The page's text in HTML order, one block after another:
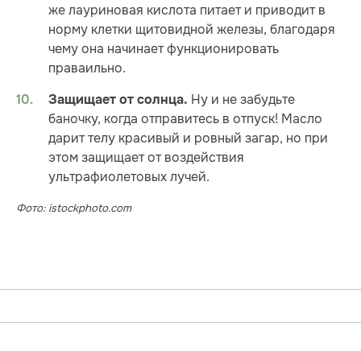
же лауриновая кислота питает и приводит в
норму клетки щитовидной железы, благодаря
чему она начинает функционировать
праваильно.
Защищает от солнца. Ну и не забудьте
баночку, когда отправитесь в отпуск! Масло
дарит телу красивый и ровный загар, но при
этом защищает от воздействия
ультрафиолетовых лучей.
Фото: istockphoto.com